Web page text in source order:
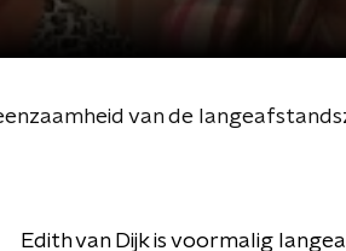
van de
Edith van Dijk is voormalig